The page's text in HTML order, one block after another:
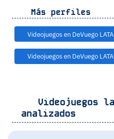
Más perfiles
Videojuegos en DeVuego
Videojuegos en DeVuego
Videojuegos
analizados